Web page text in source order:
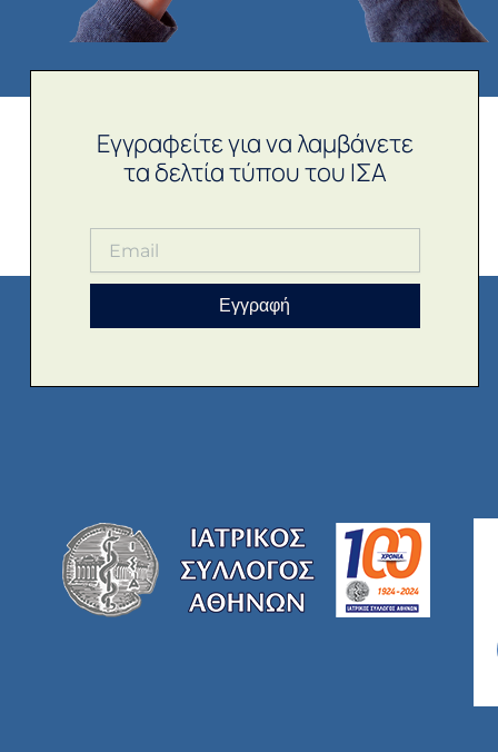
Εγγραφείτε για να λαμβάνετε
τα δελτία τύπου του ΙΣΑ
Εγγραφή